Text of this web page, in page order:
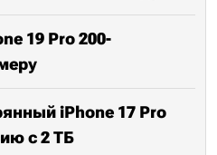
19 Pro 200-
iPhone 17 Pro
с 2 ТБ